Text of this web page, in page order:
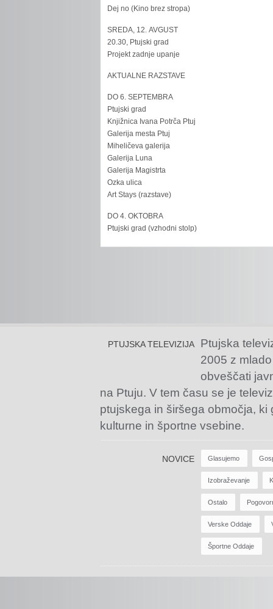
Dej no (Kino brez stropa)
SREDA, 12. AVGUST
20.30, Ptujski grad
Projekt zadnje upanje
AKTUALNE RAZSTAVE
DO 6. SEPTEMBRA
Ptujski grad
Knjižnica Ivana Potrča Ptuj
Galerija mesta Ptuj
Miheličeva galerija
Galerija Luna
Galerija Magistrta
Ozka ulica
Art Stays (razstave)
DO 4. OKTOBRA
Ptujski grad (vzhodni stolp)
PTUJSKA TELEVIZIJA
Ptujska
2005 z
obveščati
na Ptuju. V tem času se je
ptujskega in širšega območja,
kulturne in športne vsebine.
NOVICE Glasujemo
Izobraževanje
Ostalo
Verske Oddaje
Športne Oddaje